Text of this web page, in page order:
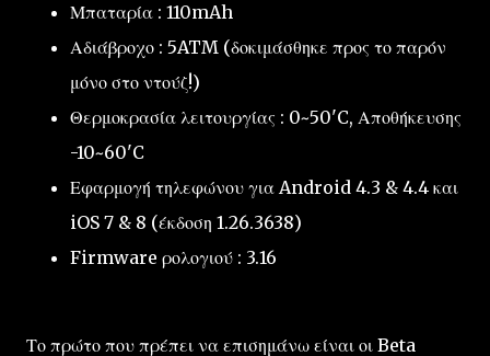
Μπαταρία : 110mAh
Αδιάβροχο : 5ATM (δοκιμάσθηκε προς το παρόν
μόνο στο ντούζ!)
Θερμοκρασία λειτουργίας : 0~50'C, Αποθήκευσης
-10~60'C
Εφαρμογή τηλεφώνου για Android 4.3 & 4.4 και
iOS 7 & 8 (έκδοση 1.26.3638)
Firmware ρολογιού : 3.16
Το πρώτο που πρέπει να επισημάνω είναι οι Beta